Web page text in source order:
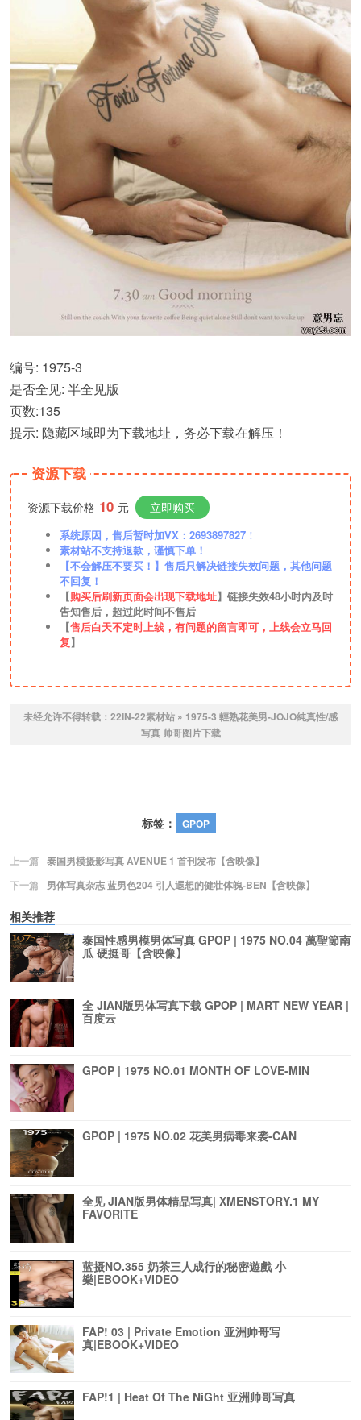
编号: 1975-3
是否全见: 半全见版
页数:135
提示: 隐藏区域即为下载地址，务必下载在解压！
资源下载
资源下载价格 10 元 立即购买
系统原因，售后暂时加VX：2693897827 ！
素材站不支持退款，谨慎下单！
【不会解压不要买！】售后只解决链接失效问题，其他问题
不回复！
【购买后刷新页面会出现下载地址】链接失效48小时内及时
告知售后，超过此时间不售后
【售后白天不定时上线，有问题的留言即可，上线会立马回
复】
未经允许不得转载： 22IN-22素材站 » 1975-3 輕熟花美男-JOJO純真性/感
写真 帅哥图片下载
标签： GPOP
上一篇 泰国男模摄影写真 AVENUE 1 首刊发布【含映像】
下一篇
男体写真杂志 蓝男色204 引人遐想的健壮体魄-BEN【含映像】
相关推荐
泰国性感男模男体写真 GPOP | 1975 NO.04 萬聖節南
瓜 硬挺哥【含映像】
全 JIAN版男体写真下载 GPOP | MART NEW YEAR |
百度云
GPOP | 1975 NO.01 MONTH OF LOVE-MIN
GPOP | 1975 NO.02 花美男病毒来袭-CAN
全见 JIAN版男体精品写真| XMENSTORY.1 MY
FAVORITE
蓝摄NO.355 奶茶三人成行的秘密遊戲 小
樂|EBOOK+VIDEO
FAP! 03 | Private Emotion 亚洲帅哥写
真|EBOOK+VIDEO
FAP!1 | Heat Of The NiGht 亚洲帅哥写真